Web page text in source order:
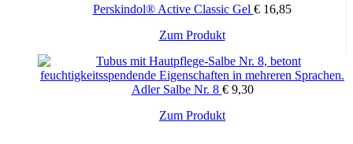
Perskindol® Active Classic Gel €16,85
Zum Produkt
Adler Salbe Nr. 8 €9,30
Zum Produkt